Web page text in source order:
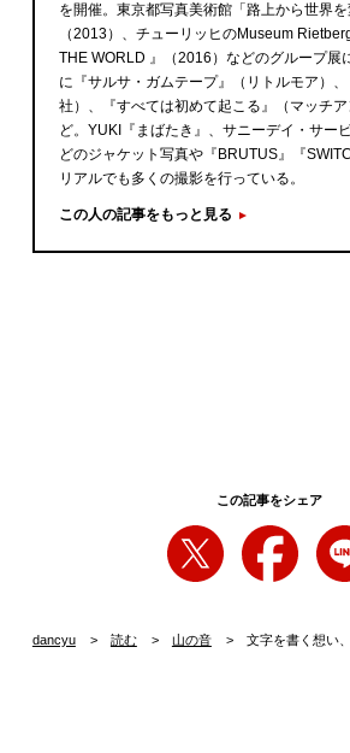
を開催。東京都写真美術館「路上から世界を
（2013）、チューリッヒのMuseum
THE WORLD 』（2016）などのグループ展
に『サルサ・ガムテープ』（リトルモア）
社）、『すべては初めて起こる』（マッチ
ど。YUKI『まばたき』、サニーデイ・サー
どのジャケット写真や『BRUTUS』『
リアルでも多くの撮影を行っている。
この人の記事をもっと見る
この記事をシェア
dancyu 読む 山の音 文字を書く想い